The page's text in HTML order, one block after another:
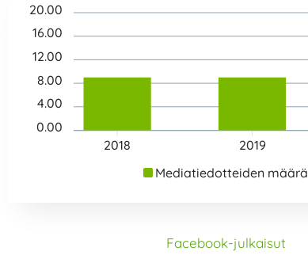
Mediatiedotteiden määrä
20.00
16.00
12.00
8.00
4.00
0.00
2018
2019
Facebook-julkaisut